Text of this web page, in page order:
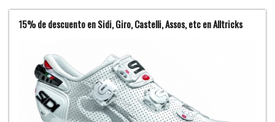
15% de descuento en Sidi, Giro, Castelli, Assos, etc en Alltricks